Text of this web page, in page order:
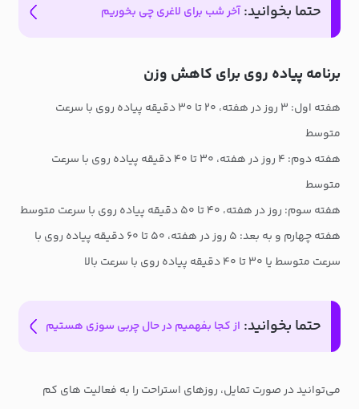
حتما بخوانید: آخر شب برای لاغری چی بخوریم
برنامه پیاده روی برای کاهش وزن
هفته اول: ۳ روز در هفته، ۲۰ تا ۳۰ دقیقه پیاده روی با سرعت
متوسط
هفته دوم: ۴ روز در هفته، ۳۰ تا ۴۰ دقیقه پیاده روی با سرعت
متوسط
هفته سوم: روز در هفته، ۴۰ تا ۵۰ دقیقه پیاده روی با سرعت متوسط
هفته چهارم و به بعد: ۵ روز در هفته، ۵۰ تا ۶۰ دقیقه پیاده روی با
سرعت متوسط یا ۳۰ تا ۴۰ دقیقه پیاده روی با سرعت بالا
حتما بخوانید: از کجا بفهمیم در حال چربی سوزی هستیم
می‌توانید در صورت تمایل، روزهای استراحت را به فعالیت های کم